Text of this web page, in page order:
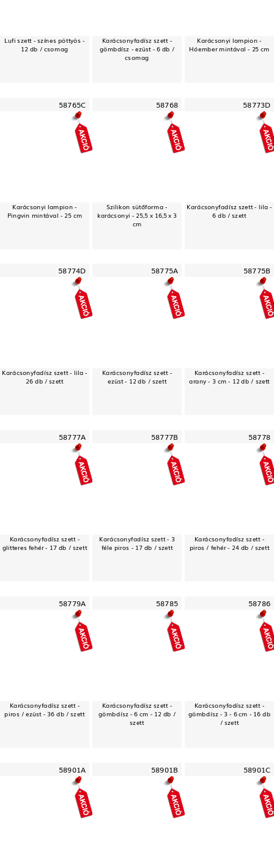
Lufi szett - színes pöttyös -
12 db / csomag
Karácsonyfadísz szett -
gömbdísz - ezüst - 6 db /
csomag
Karácsonyi lampion -
Hóember mintával - 25 cm
58765C
Karácsonyi lampion -
Pingvin mintával - 25 cm
58768
Szilikon sütőforma -
karácsonyi - 25,5 x 16,5 x 3
cm
58773D
Karácsonyfadísz szett - lila -
6 db / szett
58774D
Karácsonyfadísz szett - lila -
26 db / szett
58775A
Karácsonyfadísz szett -
ezüst - 12 db / szett
58775B
Karácsonyfadísz szett -
arany - 3 cm - 12 db / szett
58777A
Karácsonyfadísz szett -
glitteres fehér - 17 db / szett
58777B
Karácsonyfadísz szett - 3
féle piros - 17 db / szett
58778
Karácsonyfadísz szett -
piros / fehér - 24 db / szett
58779A
Karácsonyfadísz szett -
piros / ezüst - 36 db / szett
58785
Karácsonyfadísz szett -
gömbdísz - 6 cm - 12 db /
szett
58786
Karácsonyfadísz szett -
gömbdísz - 3 - 6 cm - 16 db
/ szett
58901A 58901B 58901C